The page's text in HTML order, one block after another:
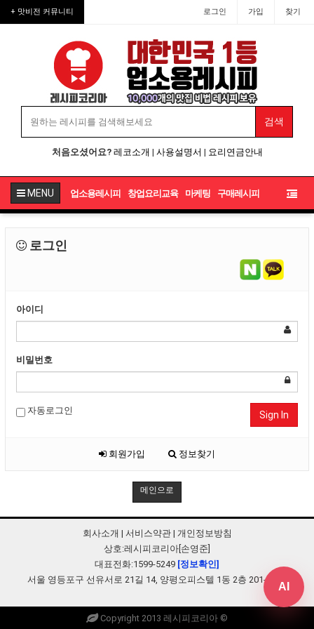
+ 맛비전 커뮤니티 로그인 가입 찾기
처음오셨어요? 레코소개 | 사용설명서 | 요리연금안내
MENU 업소용레시피 창업요리교육 마케팅 구매레시피
로그인
아이디
비밀번호
자동로그인 Sign In
회원가입 정보찾기
메인으로
회사소개 | 서비스약관| 개인정보방침
상호:레시피코리아[손영준]
대표전화:1599-5249 [정보확인]
서울 영등포구 선유서로 21길 14, 양평오피스텔 1동 2층 201-B248
Copyright 2013 레시피코리아 ©
AI